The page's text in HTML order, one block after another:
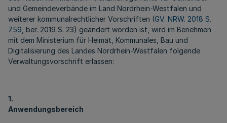
und Gemeindeverbände im Land Nordrhein-Westfalen und
weiterer kommunalrechtlicher Vorschriften (GV. NRW. 2018 S.
759 , ber. 2019 S. 23) geändert worden ist, wird im Benehmen
mit dem Ministerium für Heimat, Kommunales, Bau und
Digitalisierung des Landes Nordrhein-Westfalen folgende
Verwaltungsvorschrift erlassen:
1.
Anwendungsbereich